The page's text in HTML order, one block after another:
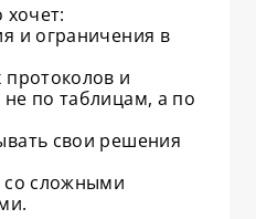
хочет:
и ограничения в
и
по таблицам, а по
свои решения
со сложными